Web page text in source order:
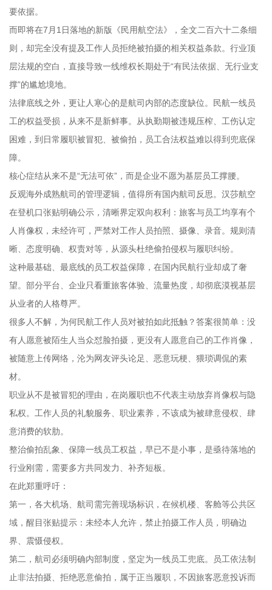
要依据。
而即将在7月1日落地的新版《民用航空法》，全文二百六十二条细
则，却完全没有提及工作人员拒绝被拍摄的相关权益条款。行业顶
层法规的空白，直接导致一线维权长期处于“有民法依据、无行业支
撑”的尴尬境地。
法律底线之外，更让人寒心的是航司内部的态度缺位。民航一线员
工的权益受损，从来不是新鲜事。从执勤期被违规压榨、工伤认定
困难，到日常履职被冒犯、被偷拍，员工合法权益难以得到兜底保
障。
核心症结从来不是“无法可依”，而是企业不愿为基层员工撑腰。
反观海外成熟航司的管理逻辑，值得所有国内航司反思。汉莎航空
在登机口张贴明确公示，清晰界定双向权利：旅客与员工均享有个
人肖像权，未经许可，严禁对工作人员拍照、摄像、录音。规则清
晰、态度明确、权责对等，从源头杜绝偷拍侵权与履职纠纷。
这种最基础、最底线的员工权益保障，在国内民航行业却成了奢
望。部分平台、企业只看重旅客体验、流量热度，却彻底漠视基层
从业者的人格尊严。
很多人不解，为何民航工作人员对被拍如此抵触？答案很简单：没
有人愿意被陌生人当众怼脸拍摄，更没有人愿意自己的工作肖像，
被随意上传网络，沦为网友评头论足、恶意玩梗、猥琐调侃的素
材。
职业从不是被冒犯的理由，在岗履职也不代表主动放弃肖像权与隐
私权。工作人员的礼貌服务、职业素养，不该成为被肆意侵权、肆
意消费的软肋。
整治偷拍乱象、保障一线员工权益，早已不是小事，是亟待落地的
行业刚需，需要多方共同发力、补齐短板。
在此郑重呼吁：
第一，各大机场、航司需完善现场标识，在候机楼、客舱等公共区
域，醒目张贴提示：未经本人允许，禁止拍摄工作人员，明确边
界、震慑侵权。
第二，航司必须明确内部制度，坚定为一线员工兜底。员工依法制
止非法拍摄、拒绝恶意偷拍，属于正当履职，不因旅客恶意投诉而